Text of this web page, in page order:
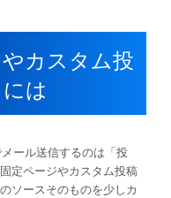
カスタム投
は
ール送信するのは「投
定ページやカスタム投稿
ソースそのものを少しカ